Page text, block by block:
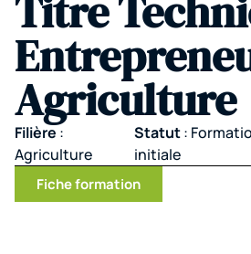
Agriculture
Filière :
Agriculture
Statut:
initiale
Fiche formation